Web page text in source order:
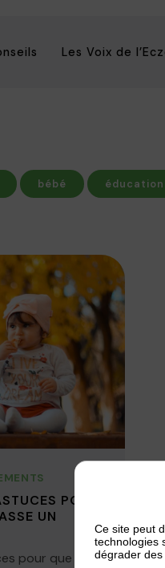
Les Voix de
bébé éducation
POUR
UN
pour que votre
Ce site peut
technologies
dégrader des